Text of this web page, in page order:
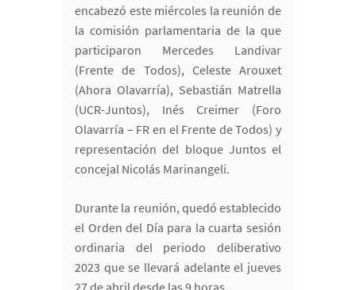
encabezó este miércoles la reunión de
la comisión parlamentaria de la que
participaron Mercedes Landivar
(Frente de Todos), Celeste Arouxet
(Ahora Olavarría), Sebastián Matrella
(UCR-Juntos), Inés Creimer (Foro
Olavarría – FR en el Frente de Todos) y
representación del bloque Juntos el
concejal Nicolás Marinangeli.
Durante la reunión, quedó establecido
el Orden del Día para la cuarta sesión
ordinaria del periodo deliberativo
2023 que se llevará adelante el jueves